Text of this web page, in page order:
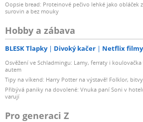
Oopsie bread: Proteinové pečivo lehké jako obláček
surovin a bez mouky
Hobby a zábava
BLESK Tlapky Divoký kačer Netflix
Osvěžení ve Schladmingu: Lamy, ferraty i
autem
Tipy na víkend: Harry Potter na výstavě! Folklor,
Přibývá paniky na dovolené: Vnuka paní Soni v
varují
Pro generaci Z